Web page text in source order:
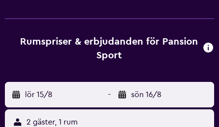
Rumspriser & erbjudanden för Pansion
Sport
lör 15/8 - sön 16/8
2 gäster, 1 rum